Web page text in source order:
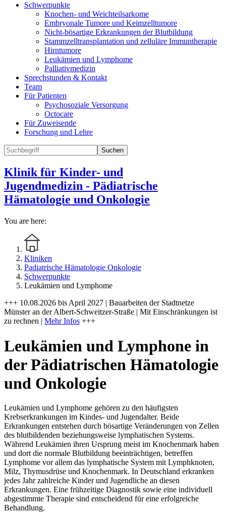
Schwerpunkte
Knochen- und Weichteilsarkome
Embryonale Tumore und Keimzelltumore
Nicht-bösartige Erkrankungen der Blutbildung
Stammzelltransplantation und zelluläre Immuntherapie
Hirntumore
Leukämien und Lymphome
Palliativmedizin
Sprechstunden & Kontakt
Team
Für Patienten
Psychosoziale Versorgung
Octocare
Für Zuweisende
Forschung und Lehre
Suchen
Klinik für Kinder- und
Jugendmedizin - Pädiatrische
Hämatologie und Onkologie
You are here:
Kliniken
Padiatrische Hämatologie Onkologie
Schwerpunkte
Leukämien und Lymphome
+++ 10.08.2026 bis April 2027 | Bauarbeiten der Stadtnetze
Münster an der Albert-Schweitzer-Straße | Mit Einschränkungen ist
zu rechnen | Mehr Infos +++
Leukämien und Lymphone in
der Pädiatrischen Hämatologie
und Onkologie
Leukämien und Lymphome gehören zu den häufigsten
Krebserkrankungen im Kindes- und Jugendalter. Beide
Erkrankungen entstehen durch bösartige Veränderungen von Zellen
des blutbildenden beziehungsweise lymphatischen Systems.
Während Leukämien ihren Ursprung meist im Knochenmark haben
und dort die normale Blutbildung beeinträchtigen, betreffen
Lymphome vor allem das lymphatische System mit Lymphknoten,
Milz, Thymusdrüse und Knochenmark. In Deutschland erkranken
jedes Jahr zahlreiche Kinder und Jugendliche an diesen
Erkrankungen. Eine frühzeitige Diagnostik sowie eine individuell
abgestimmte Therapie sind entscheidend für eine erfolgreiche
Behandlung.